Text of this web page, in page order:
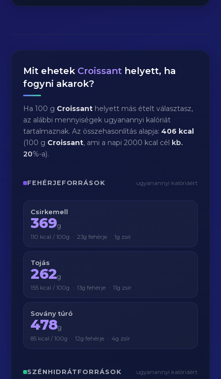
Mit ehetek Croissant helyett, ha
fogyni akarok?
Ha 100 g Croissant helyett más ételt választasz,
az alábbi mennyiségek ugyanannyi kalóriát
tartalmaznak. Az összehasonlítás alapja:406 kcal
(100 g Croissant, ami a napi 2000 kcal cél kb.
20%-a).
FEHÉRJEFORRÁSOK ugyanannyi kalóriáért
Csirkemell
369g
110 kcal / 100g · 23g fehérje · 1g zsír
Tojás
262g
155 kcal / 100g · 13g fehérje · 11g zsír
Sovány túró
478g
85 kcal / 100g · 12g fehérje · 4g zsír
SZÉNHIDRÁTFORRÁSOK ugyanannyi kalóriáért